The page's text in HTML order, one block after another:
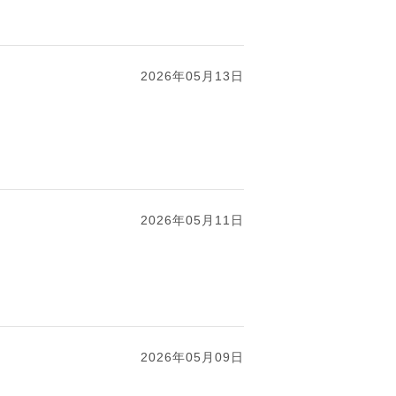
2026年05月13日
2026年05月11日
2026年05月09日